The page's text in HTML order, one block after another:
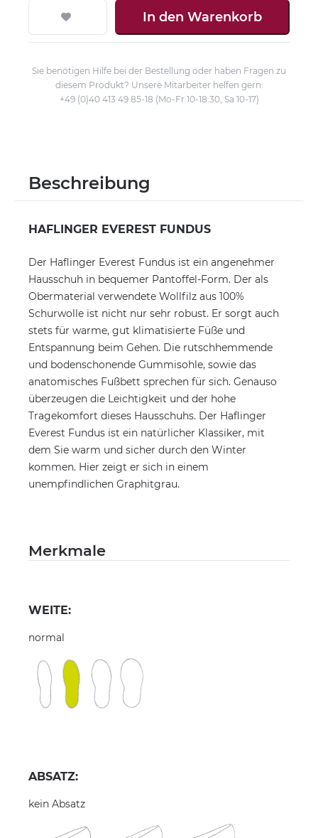
In den Warenkorb
Sie benötigen Hilfe bei der Bestellung oder haben Fragen zu
diesem Produkt? Unsere Mitarbeiter helfen gern:
+49 (0)40 413 49 85-18 (Mo-Fr 10-18:30, Sa 10-17)
Beschreibung
HAFLINGER EVEREST FUNDUS
Der Haflinger Everest Fundus ist ein angenehmer
Hausschuh in bequemer Pantoffel-Form. Der als
Obermaterial verwendete Wollfilz aus 100%
Schurwolle ist nicht nur sehr robust. Er sorgt auch
stets für warme, gut klimatisierte Füße und
Entspannung beim Gehen. Die rutschhemmende
und bodenschonende Gummisohle, sowie das
anatomisches Fußbett sprechen für sich. Genauso
überzeugen die Leichtigkeit und der hohe
Tragekomfort dieses Hausschuhs. Der Haflinger
Everest Fundus ist ein natürlicher Klassiker, mit
dem Sie warm und sicher durch den Winter
kommen. Hier zeigt er sich in einem
unempfindlichen Graphitgrau.
Merkmale
WEITE:
normal
ABSATZ:
kein Absatz